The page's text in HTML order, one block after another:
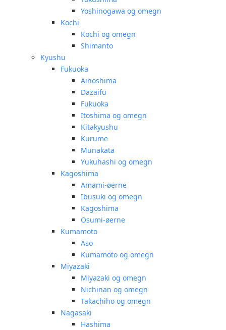
Yoshinogawa og omegn
Kochi
Kochi og omegn
Shimanto
Kyushu
Fukuoka
Ainoshima
Dazaifu
Fukuoka
Itoshima og omegn
Kitakyushu
Kurume
Munakata
Yukuhashi og omegn
Kagoshima
Amami-øerne
Ibusuki og omegn
Kagoshima
Osumi-øerne
Kumamoto
Aso
Kumamoto og omegn
Miyazaki
Miyazaki og omegn
Nichinan og omegn
Takachiho og omegn
Nagasaki
Hashima